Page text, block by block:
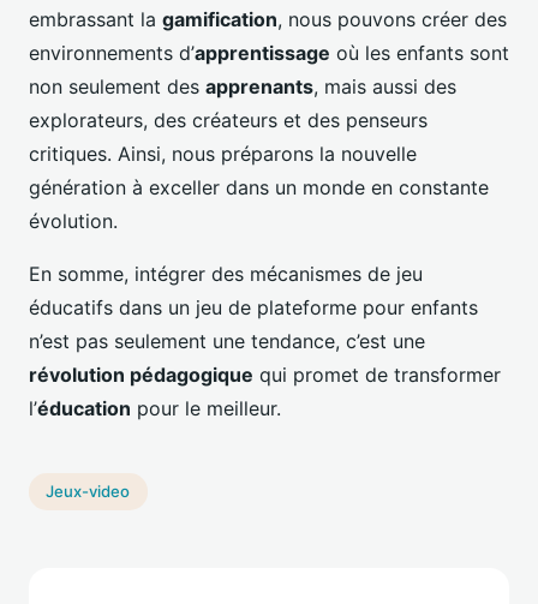
embrassant la gamification, nous pouvons créer des
environnements d’apprentissage où les enfants sont
non seulement des apprenants, mais aussi des
explorateurs, des créateurs et des penseurs
critiques. Ainsi, nous préparons la nouvelle
génération à exceller dans un monde en constante
évolution.
En somme, intégrer des mécanismes de jeu
éducatifs dans un jeu de plateforme pour enfants
n’est pas seulement une tendance, c’est une
révolution pédagogique qui promet de transformer
l’éducation pour le meilleur.
Jeux-video